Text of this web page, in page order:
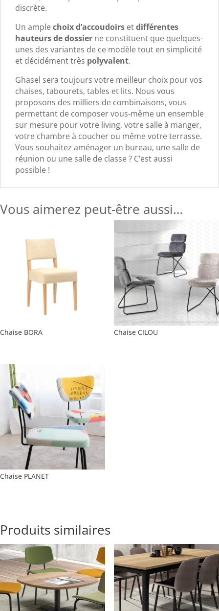
discrète.
Un amplechoix d’accoudoirs etdifférentes
hauteurs de dossier ne constituent que quelques-
unes des variantes de ce modèle tout en simplicité
et décidément très polyvalent.
Ghasel sera toujours votre meilleur choix pour vos
chaises, tabourets, tables et lits. Nous vous
proposons des milliers de combinaisons, vous
permettant de composer vous-même un ensemble
sur mesure pour votre living, votre salle à manger,
votre chambre à coucher ou même votre terrasse.
Vous souhaitez aménager un bureau, une salle de
réunion ou une salle de classe ? C’est aussi
possible !
Vous aimerez peut-être aussi…
Chaise BORA Chaise CILOU
Chaise PLANET
Produits similaires